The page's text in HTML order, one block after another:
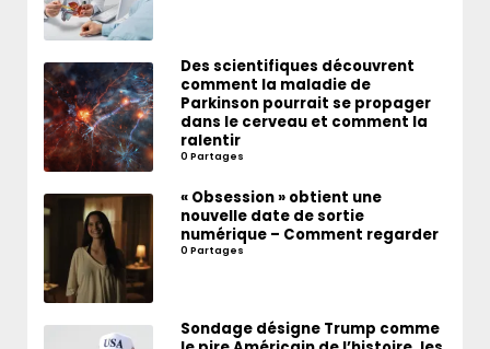
Des scientifiques découvrent
comment la maladie de
Parkinson pourrait se propager
dans le cerveau et comment la
ralentir
0 Partages
« Obsession » obtient une
nouvelle date de sortie
numérique – Comment regarder
0 Partages
Sondage désigne Trump comme